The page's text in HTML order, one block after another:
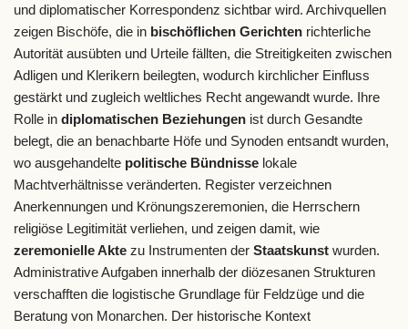
und diplomatischer Korrespondenz sichtbar wird. Archivquellen
zeigen Bischöfe, die in bischöflichen Gerichten richterliche
Autorität ausübten und Urteile fällten, die Streitigkeiten zwischen
Adligen und Klerikern beilegten, wodurch kirchlicher Einfluss
gestärkt und zugleich weltliches Recht angewandt wurde. Ihre
Rolle in diplomatischen Beziehungen ist durch Gesandte
belegt, die an benachbarte Höfe und Synoden entsandt wurden,
wo ausgehandelte politische Bündnisse lokale
Machtverhältnisse veränderten. Register verzeichnen
Anerkennungen und Krönungszeremonien, die Herrschern
religiöse Legitimität verliehen, und zeigen damit, wie
zeremonielle Akte zu Instrumenten der Staatskunst wurden.
Administrative Aufgaben innerhalb der diözesanen Strukturen
verschafften die logistische Grundlage für Feldzüge und die
Beratung von Monarchen. Der historische Kontext